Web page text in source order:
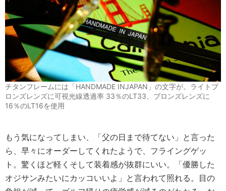
チタンフレームには「HANDMADE INJAPAN」の文字が。ライトブ
ロンズレンズに可視光線透過率 33％のLT33、ブロンズレンズに
16％のLT16を使用
もう気になってしまい、「父の日まで待てない」と言った
ら、早々にオーダーしてくれたようで、フライングゲッ
ト。驚くほど軽くそして装着感が抜群にいい。「優勝した
オジサンみたいにカッコいいよ」と言われて照れる。目の